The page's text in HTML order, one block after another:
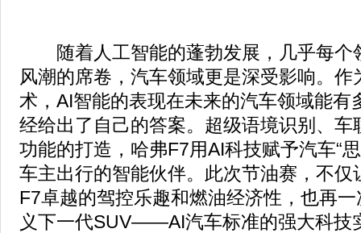
随着人工智能的蓬勃发展，几乎每个
风潮的席卷，汽车领域更是深受影响。作
术，AI智能的表现在未来的汽车领域能有
经给出了自己的答案。超级语境识别、车
功能的打造，哈弗F7用AI科技赋予汽车“
车主出行的智能伙伴。此次节油赛，不仅
F7卓越的驾控乐趣和燃油经济性，也再
义下一代SUV——AI汽车标准的强大科技